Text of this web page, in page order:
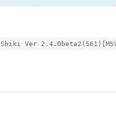
Ver